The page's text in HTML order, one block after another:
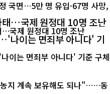
…국제 원정대 10명 조난
나이는 면죄부 아니다' 기